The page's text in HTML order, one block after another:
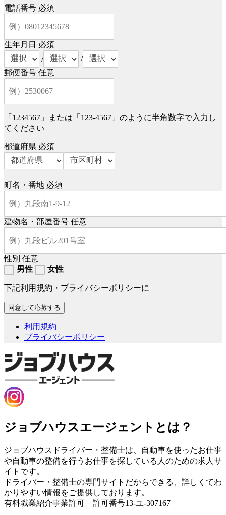
電話番号 必須
生年月日 必須
/
/
郵便番号 任意
「1234567」または「123-4567」のように半角数字で入力し
てください
都道府県 必須
町名・番地 必須
建物名・部屋番号 任意
性別 任意
男性
女性
下記利用規約・プライバシーポリシーに
利用規約
プライバシーポリシー
ジョブハウスエージェントとは？
ジョブハウスドライバー・整備士は、自動車を使ったお仕事
や自動車の整備を行うお仕事を探している人のための求人サ
イトです。
ドライバー・整備士の専門サイトだからできる、詳しくてわ
かりやすい情報をご提供しております。
有料職業紹介事業許可 許可番号13-ユ-307167